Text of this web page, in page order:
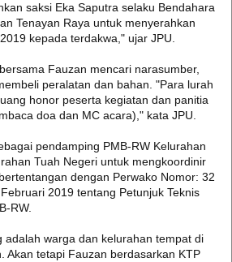
saksi Eka Saputra selaku Bendahara
Tenayan Raya untuk menyerahkan
kepada terdakwa," ujar JPU.
Fauzan mencari narasumber,
peralatan dan bahan. "Para lurah
honor peserta kegiatan dan panitia
doa dan MC acara)," kata JPU.
pendamping PMB-RW Kelurahan
Tuah Negeri untuk mengkoordinir
dengan Perwako Nomor: 32
2019 tentang Petunjuk Teknis
RW.
adalah warga dan kelurahan tempat di
Akan tetapi Fauzan berdasarkan KTP